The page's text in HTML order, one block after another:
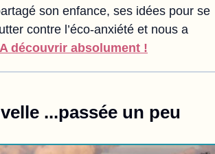
son enfance, ses idées pour se
contre l’éco-anxiété et nous a
A découvrir absolument !
...passée un peu